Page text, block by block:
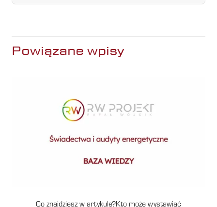
Powiązane wpisy
Co znajdziesz w artykule?Kto może wystawiać